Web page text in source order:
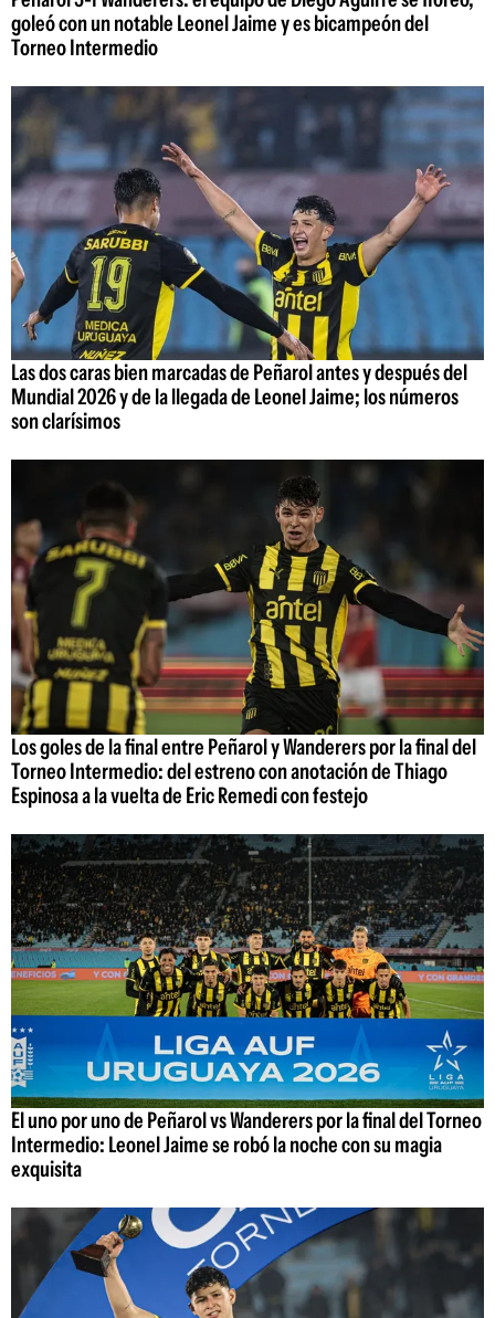
goleó con un notable Leonel Jaime y es bicampeón del
Torneo Intermedio
Las dos caras bien marcadas de Peñarol antes y después del
Mundial 2026 y de la llegada de Leonel Jaime; los números
son clarísimos
Los goles de la final entre Peñarol y Wanderers por la final del
Torneo Intermedio: del estreno con anotación de Thiago
Espinosa a la vuelta de Eric Remedi con festejo
El uno por uno de Peñarol vs Wanderers por la final del Torneo
Intermedio: Leonel Jaime se robó la noche con su magia
exquisita